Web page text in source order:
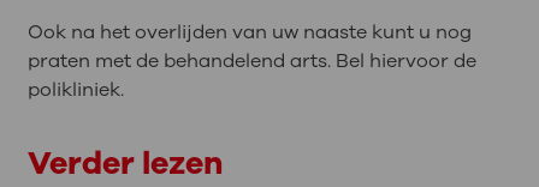
Ook na het overlijden van uw naaste kunt u nog
praten met de behandelend arts. Bel hiervoor de
polikliniek.
Verder lezen